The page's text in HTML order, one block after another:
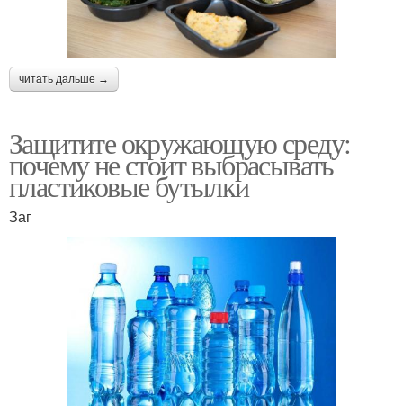
читать дальше →
Защитите окружающую среду:
почему не стоит выбрасывать
пластиковые бутылки
Заг